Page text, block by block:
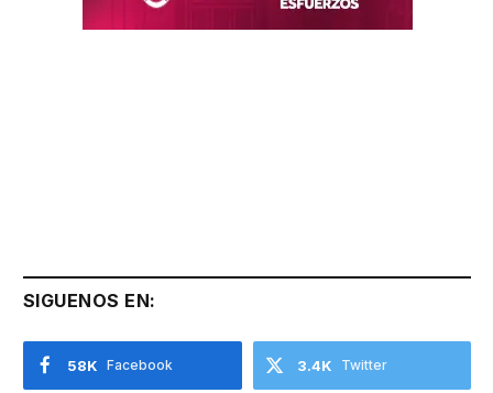
SIGUENOS EN:
Facebook
58K Twitter
3.4K